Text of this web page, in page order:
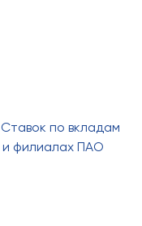
по вкладам
и филиалах ПАО